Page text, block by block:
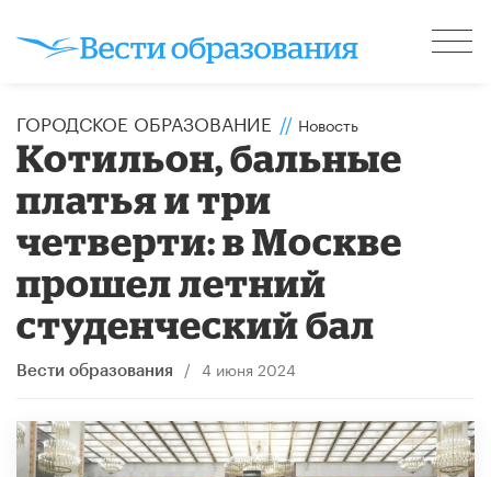
ГОРОДСКОЕ ОБРАЗОВАНИЕ // Новость
Котильон, бальные
платья и три
четверти: в Москве
прошел летний
студенческий бал
Вести образования / 4 июня 2024